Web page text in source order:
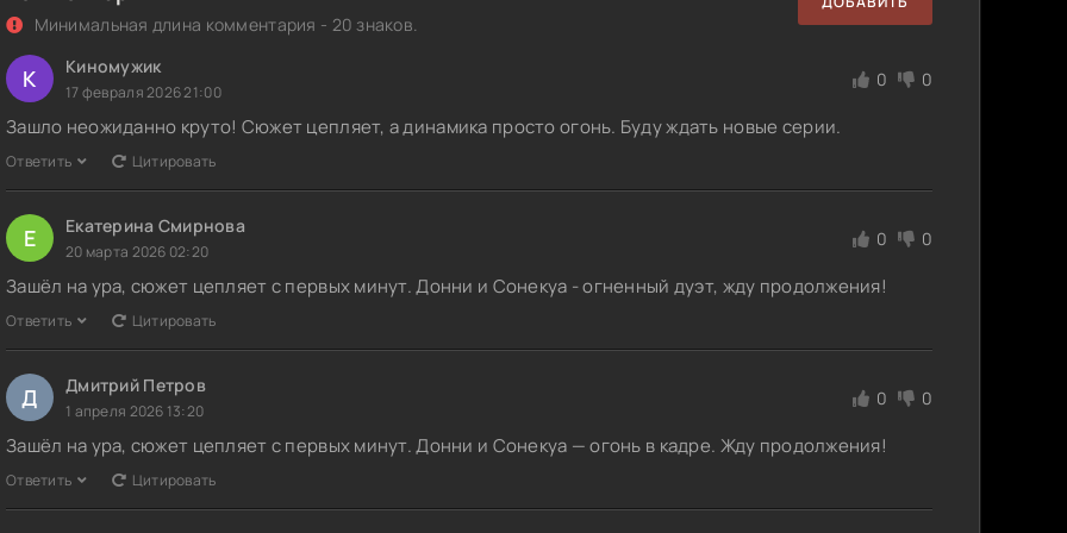
Минимальная длина комментария - 20 знаков.
К Киномужик
17 февраля 2026 21:00
0 0
Зашло неожиданно круто! Сюжет цепляет, а динамика просто огонь. Буду ждать новые серии.
Ответить Цитировать
Е Екатерина Смирнова
20 марта 2026 02:20
0 0
Зашёл на ура, сюжет цепляет с первых минут. Донни и Сонекуа - огненный дуэт, жду продолжения!
Ответить Цитировать
Д Дмитрий Петров
1 апреля 2026 13:20
0 0
Зашёл на ура, сюжет цепляет с первых минут. Донни и Сонекуа — огонь в кадре. Жду продолжения!
Ответить Цитировать